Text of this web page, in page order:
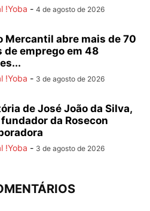
!Yoba - 4 de agosto de 2026
Mercantil abre mais de 70
de emprego em 48
!Yoba - 3 de agosto de 2026
de José João da Silva,
da Rosecon
!Yoba - 3 de agosto de 2026